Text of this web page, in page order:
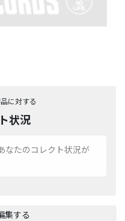
に対する
状況
なたのコレクト状況が
集する